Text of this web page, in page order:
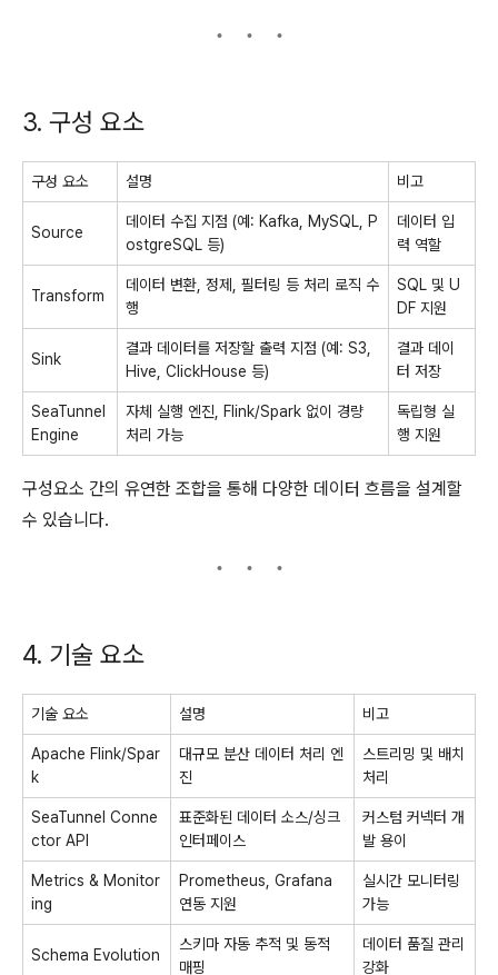
3. 구성 요소
구성 요소 설명 비고
Source
데이터 수집 지점 (예: Kafka, MySQL, P
ostgreSQL 등)
데이터 입
력 역할
Transform
데이터 변환, 정제, 필터링 등 처리 로직 수
행
SQL 및 U
DF 지원
Sink
결과 데이터를 저장할 출력 지점 (예: S3,
Hive, ClickHouse 등)
결과 데이
터 저장
SeaTunnel
Engine
자체 실행 엔진, Flink/Spark 없이 경량
처리 가능
독립형 실
행 지원
구성요소 간의 유연한 조합을 통해 다양한 데이터 흐름을 설계할
수 있습니다.
4. 기술 요소
기술 요소 설명 비고
Apache Flink/Spar
k
대규모 분산 데이터 처리 엔
진
스트리밍 및 배치
처리
SeaTunnel Conne
ctor API
표준화된 데이터 소스/싱크
인터페이스
커스텀 커넥터 개
발 용이
Metrics & Monitor
ing
Prometheus, Grafana
연동 지원
실시간 모니터링
가능
Schema Evolution
스키마 자동 추적 및 동적
매핑
데이터 품질 관리
강화